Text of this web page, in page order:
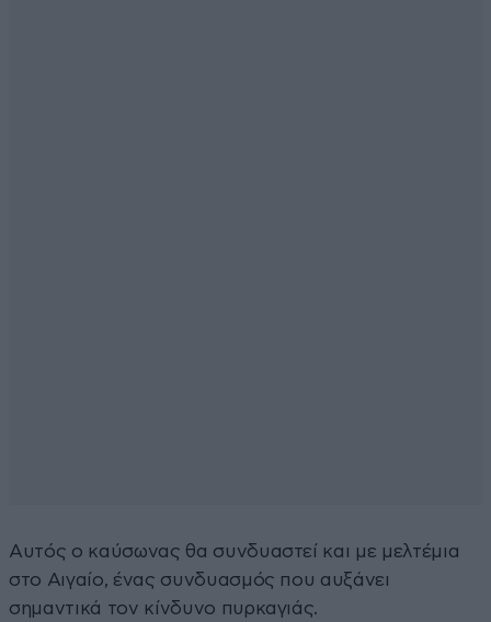
Αυτός ο καύσωνας θα συνδυαστεί και με μελτέμια
στο Αιγαίο, ένας συνδυασμός που αυξάνει
σημαντικά τον κίνδυνο πυρκαγιάς.